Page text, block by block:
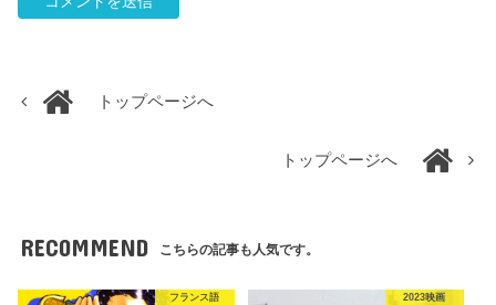
トップページへ
トップページへ
RECOMMEND こちらの記事も人気です。
フランス語 2023映画